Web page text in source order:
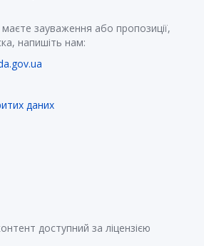
зауваження або пропозиції,
напишіть нам:
даних
доступний за ліцензією